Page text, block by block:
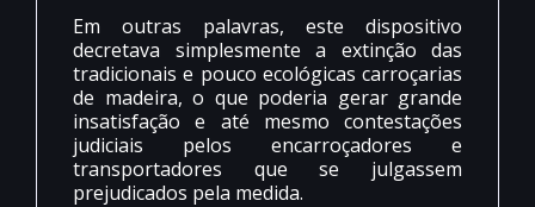
Em outras palavras, este dispositivo
decretava simplesmente a extinção das
tradicionais e pouco ecológicas carroçarias
de madeira, o que poderia gerar grande
insatisfação e até mesmo contestações
judiciais pelos encarroçadores e
transportadores que se julgassem
prejudicados pela medida.